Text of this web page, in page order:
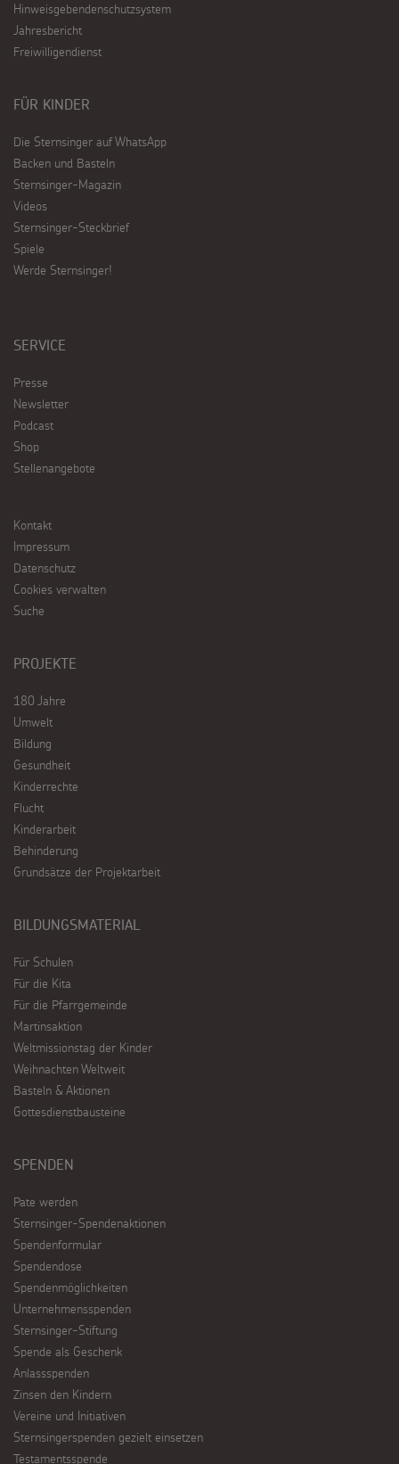
Hinweisgebendenschutzsystem
Jahresbericht
Freiwilligendienst
FÜR KINDER
Die Sternsinger auf WhatsApp
Backen und Basteln
Sternsinger-Magazin
Videos
Sternsinger-Steckbrief
Spiele
Werde Sternsinger!
SERVICE
Presse
Newsletter
Podcast
Shop
Stellenangebote
Kontakt
Impressum
Datenschutz
Cookies verwalten
Suche
PROJEKTE
180 Jahre
Umwelt
Bildung
Gesundheit
Kinderrechte
Flucht
Kinderarbeit
Behinderung
Grundsätze der Projektarbeit
BILDUNGSMATERIAL
Für Schulen
Für die Kita
Für die Pfarrgemeinde
Martinsaktion
Weltmissionstag der Kinder
Weihnachten Weltweit
Basteln & Aktionen
Gottesdienstbausteine
SPENDEN
Pate werden
Sternsinger-Spendenaktionen
Spendenformular
Spendendose
Spendenmöglichkeiten
Unternehmensspenden
Sternsinger-Stiftung
Spende als Geschenk
Anlassspenden
Zinsen den Kindern
Vereine und Initiativen
Sternsingerspenden gezielt einsetzen
Testamentsspende